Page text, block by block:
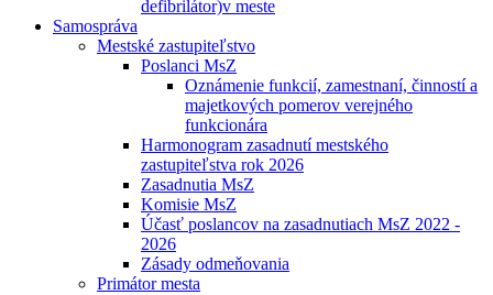
defibrilátor)v meste
Samospráva
Mestské zastupiteľstvo
Poslanci MsZ
Oznámenie funkcií, zamestnaní, činností a
majetkových pomerov verejného
funkcionára
Harmonogram zasadnutí mestského
zastupiteľstva rok 2026
Zasadnutia MsZ
Komisie MsZ
Účasť poslancov na zasadnutiach MsZ 2022 -
2026
Zásady odmeňovania
Primátor mesta